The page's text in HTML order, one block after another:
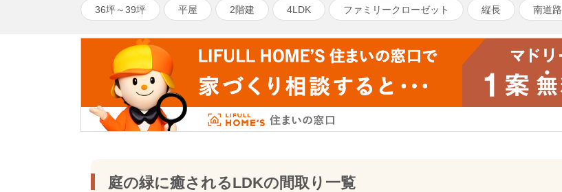
36坪～39坪 平屋 2階建 4LDK ファミリークローゼット 縦長 南道路
庭の緑に癒されるLDKの間取り一覧